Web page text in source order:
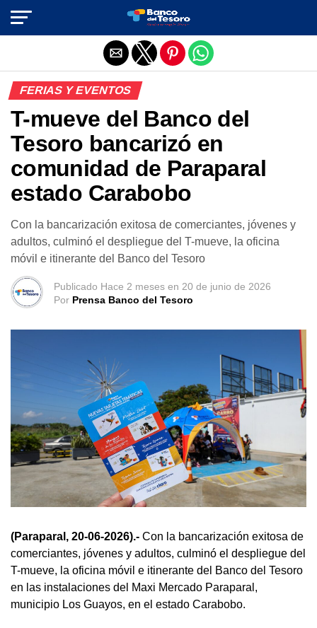
FERIAS Y EVENTOS
T-mueve del Banco del
Tesoro bancarizó en
comunidad de Paraparal
estado Carabobo
Con la bancarización exitosa de comerciantes, jóvenes y
adultos, culminó el despliegue del T-mueve, la oficina
móvil e itinerante del Banco del Tesoro
Publicado Hace 2 meses en 20 de junio de 2026
Por Prensa Banco del Tesoro
(Paraparal, 20-06-2026).- Con la bancarización exitosa de
comerciantes, jóvenes y adultos, culminó el despliegue del
T-mueve, la oficina móvil e itinerante del Banco del Tesoro
en las instalaciones del Maxi Mercado Paraparal,
municipio Los Guayos, en el estado Carabobo.
Salir de la versión móvil